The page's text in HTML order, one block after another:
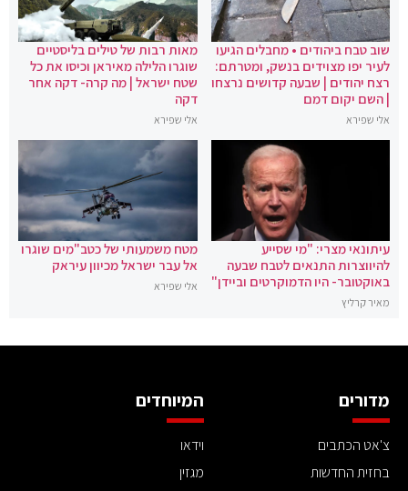
שוב טבח ביהודים • מחבלים הגיעו
לעיר יפו מצוידים בנשק, ומטרתם:
רצח יהודים | שבעה קדושים נרצחו
| השם יקום דמם
אלי שפירא
מאות רבות של טילים בליסטיים
שוגרו הלילה מאיראן וכיסו את כל
שטח ישראל | מה קרה- דקה אחר
דקה
אלי שפירא
עיתונאי מצרי: "מי שסייע
להיווצרות התנאים לטבח שבעה
באוקטובר- היו הדמוקרטים וביידן"
מאיר קרליץ
מטח משמעותי של כטב"מים שוגרו
אל עבר ישראל מכיוון עיראק
אלי שפירא
מדורים
צ'אט הכתבים
בחזית החדשות
המיוחדים
וידאו
מגזין